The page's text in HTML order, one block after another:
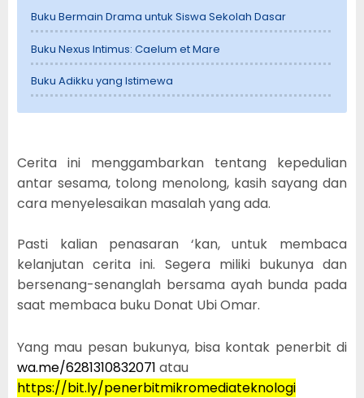
Buku Bermain Drama untuk Siswa Sekolah Dasar
Buku Nexus Intimus: Caelum et Mare
Buku Adikku yang Istimewa
Cerita ini menggambarkan tentang kepedulian
antar sesama, tolong menolong, kasih sayang dan
cara menyelesaikan masalah yang ada.
Pasti kalian penasaran ‘kan, untuk membaca
kelanjutan cerita ini. Segera miliki bukunya dan
bersenang-senanglah bersama ayah bunda pada
saat membaca buku Donat Ubi Omar.
Yang mau pesan bukunya, bisa kontak penerbit di
wa.me/6281310832071 atau
https://bit.ly/penerbitmikromediateknologi